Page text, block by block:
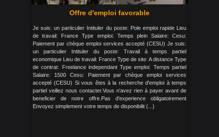
Offre d'emploi favorable
Je suis: un particulier Intituler du poste: Pole emploi rapide Lieu
de travail: France Type emploi: Temps plein Salaire: Cesu:
Paiement par chèque emploi services accepté (CESU) Je suis:
un particulier Intituler du poste: Travail à temps partiel
economique Lieu de travail: France Type de site: A distance Type
de contrat: Freelance independant Type emploi: Temps partiel
Salaire: 1500 Cesu: Paiement par chèque emploi services
accepté (CESU) Si vous êtes à la recherche d'emploi à temps
partiel veillez nous contacter.Vous n'avez rien à payer avant de
beneficier de notre offre.Pas d'experience obligatoirement
Envoyez simplement votre temps de disponibilit (...)